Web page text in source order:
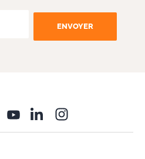
ENVOYER